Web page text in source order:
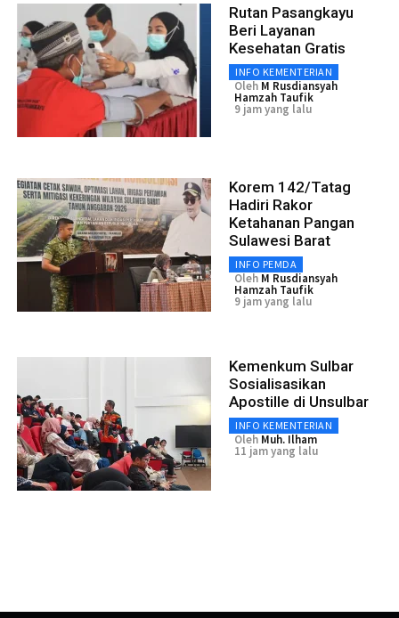
Rutan Pasangkayu
Beri Layanan
Kesehatan Gratis
INFO KEMENTERIAN
Oleh M Rusdiansyah
Hamzah Taufik
9 jam yang lalu
Korem 142/Tatag
Hadiri Rakor
Ketahanan Pangan
Sulawesi Barat
INFO PEMDA
Oleh M Rusdiansyah
Hamzah Taufik
9 jam yang lalu
Kemenkum Sulbar
Sosialisasikan
Apostille di Unsulbar
INFO KEMENTERIAN
Oleh Muh. Ilham
11 jam yang lalu